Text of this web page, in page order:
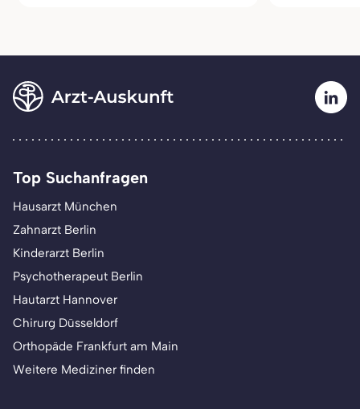
Top Suchanfragen
Hausarzt München
Zahnarzt Berlin
Kinderarzt Berlin
Psychotherapeut Berlin
Hautarzt Hannover
Chirurg Düsseldorf
Orthopäde Frankfurt am Main
Weitere Mediziner finden